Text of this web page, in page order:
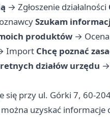
→ Zgłoszenie działalności
Szukam
produktów →
Import Chcę poznać
działów urzędu →
się przy ul. Górki 7, 60-
uzyskać